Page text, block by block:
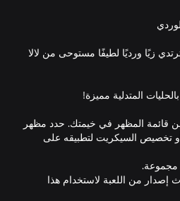
زيًا ورديًا لطيفًا مستوحى من لالا
قائمة المظهر في خيمتك. حدد مظهر
تخصيص السيكريت لتطبيقه على
إصدار من اللعبة لاستخدام هذا